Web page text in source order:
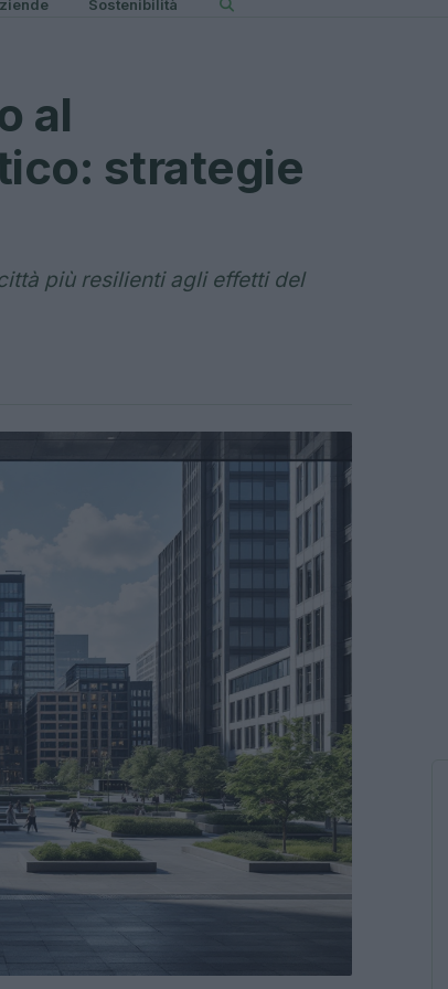
Sostenibilità
al
strategie
più resilienti agli effetti del